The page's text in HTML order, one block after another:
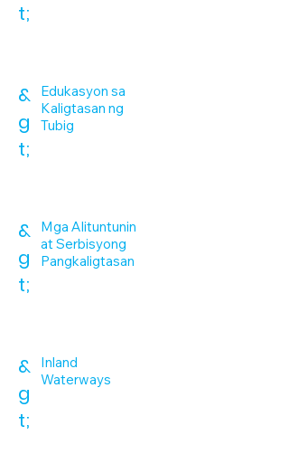
t;
&
g
t;
Edukasyon sa
Kaligtasan ng
Tubig
&
g
t;
Mga Alituntunin
at Serbisyong
Pangkaligtasan
&
g
t;
Inland
Waterways